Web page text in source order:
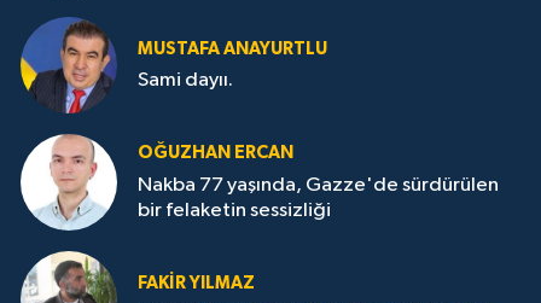
MUSTAFA ANAYURTLU
Sami dayıı.
OĞUZHAN ERCAN
Nakba 77 yaşında, Gazze'de sürdürülen
bir felaketin sessizliği
FAKİR YILMAZ